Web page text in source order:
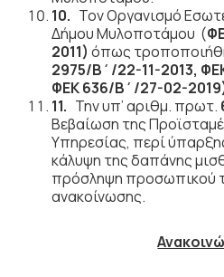
10. Τον Οργανισμό
Δήμου Μυλοποτάμου (
2011) όπως
2975/Β΄/22-11-2013,
ΦΕΚ 636/Β΄/27-02-
11. Την υπ’ αριθμ. πρωτ.
Βεβαίωση της
Υπηρεσίας, περί
κάλυψη της δαπάνης
πρόσληψη προσωπικού
ανακοίνωσης.